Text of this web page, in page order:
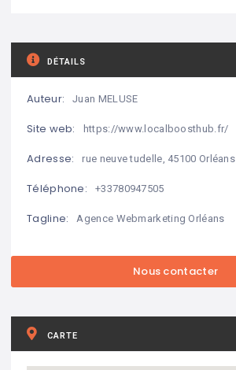
DÉTAILS
Auteur: Juan MELUSE
Site web: https://www.localboosthub.fr/
Adresse: rue neuve tudelle, 45100 Orléans
Téléphone: +33780947505
Tagline: Agence Webmarketing Orléans
CARTE